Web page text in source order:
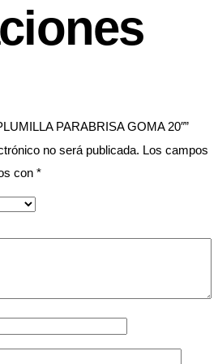
PARABRISA GOMA 20″”
no será publicada. Los campos
con *